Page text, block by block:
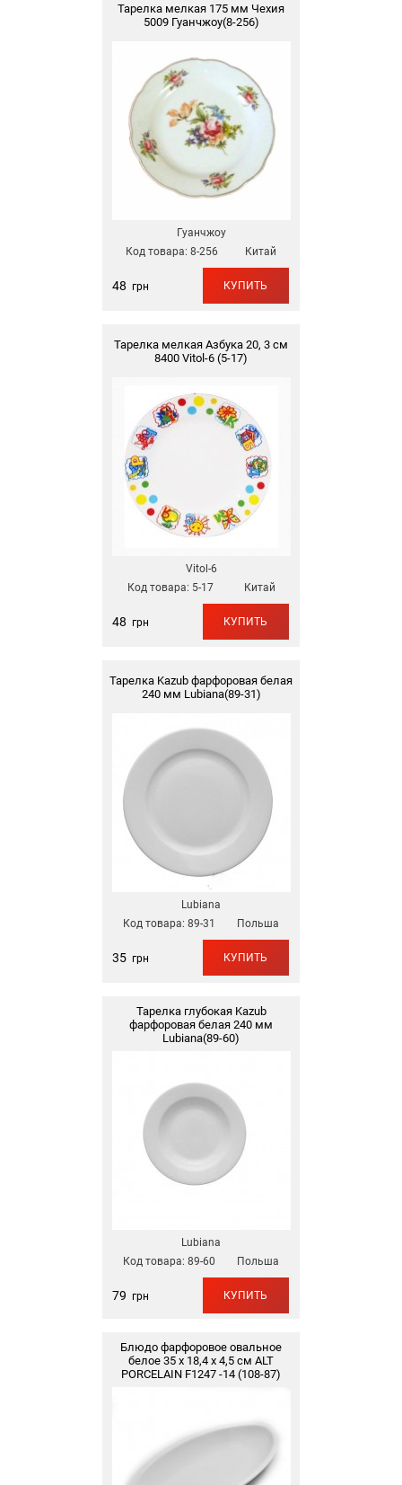
Тарелка мелкая 175 мм Чехия
5009 Гуанчжоу(8-256)
Гуанчжоу
Код товара: 8-256 Китай
48 грн КУПИТЬ
Тарелка мелкая Азбука 20, 3 см
8400 Vitol-6 (5-17)
Vitol-6
Код товара: 5-17 Китай
48 грн КУПИТЬ
Тарелка Kazub фарфоровая белая
240 мм Lubiana(89-31)
Lubiana
Код товара: 89-31 Польша
35грн КУПИТЬ
Тарелка глубокая Kazub
фарфоровая белая 240 мм
Lubiana(89-60)
Lubiana
Код товара: 89-60 Польша
79 грн КУПИТЬ
Блюдо фарфоровое овальное
белое 35 х 18,4 х 4,5 см ALT
PORCELAIN F1247 -14 (108-87)